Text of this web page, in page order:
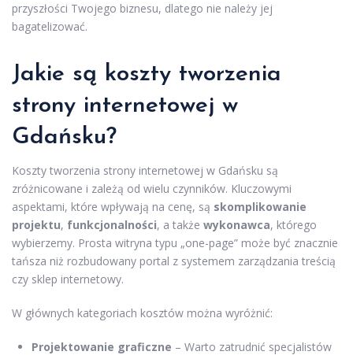
przyszłości Twojego biznesu, dlatego nie należy jej
bagatelizować.
Jakie są koszty tworzenia
strony internetowej w
Gdańsku?
Koszty tworzenia strony internetowej w Gdańsku są
zróżnicowane i zależą od wielu czynników. Kluczowymi
aspektami, które wpływają na cenę, są skomplikowanie
projektu, funkcjonalności, a także wykonawca, którego
wybierzemy. Prosta witryna typu „one-page” może być znacznie
tańsza niż rozbudowany portal z systemem zarządzania treścią
czy sklep internetowy.
W głównych kategoriach kosztów można wyróżnić:
Projektowanie graficzne – Warto zatrudnić specjalistów